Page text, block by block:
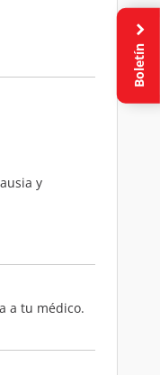
y
a tu médico.
Boletín